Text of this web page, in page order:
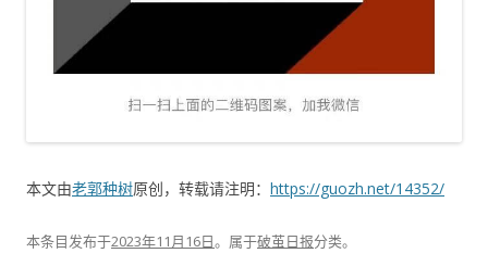
本文由老郭种树原创，转载请注明： https://guozh.net/14352/
本条目发布于2023年11月16日。属于破茧日报分类。